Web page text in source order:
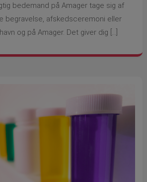
bedemand på Amager tage sig af
begravelse, afskedsceremoni eller
og på Amager. Det giver dig […]